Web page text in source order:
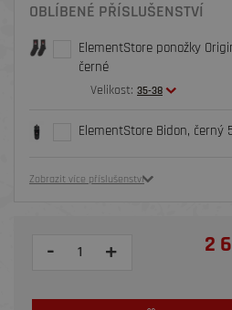
OBLÍBENÉ PŘÍSLUŠENSTVÍ
ElementStore ponožky
černé
Velikost: 35-38
ElementStore Bidon, černý
Zobrazit více příslušenství
- + 2